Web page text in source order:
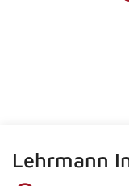
Lehrmann